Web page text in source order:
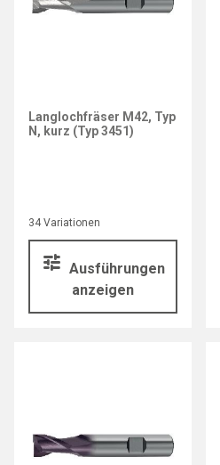
34 Variationen
Ausführungen
anzeigen
Langlochfräser M42, Typ
N, kurz (Typ 3451)